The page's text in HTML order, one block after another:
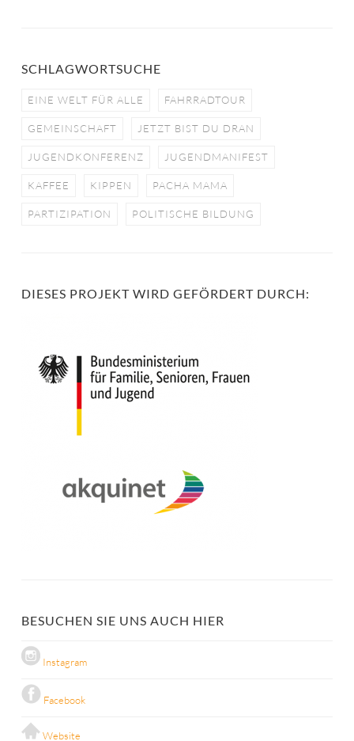
SCHLAGWORTSUCHE
EINE WELT FÜR ALLE FAHRRADTOUR
GEMEINSCHAFT JETZT BIST DU DRAN
JUGENDKONFERENZ JUGENDMANIFEST
KAFFEE KIPPEN PACHA MAMA
PARTIZIPATION POLITISCHE BILDUNG
DIESES PROJEKT WIRD GEFÖRDERT DURCH:
BESUCHEN SIE UNS AUCH HIER
Instagram
Facebook
Website